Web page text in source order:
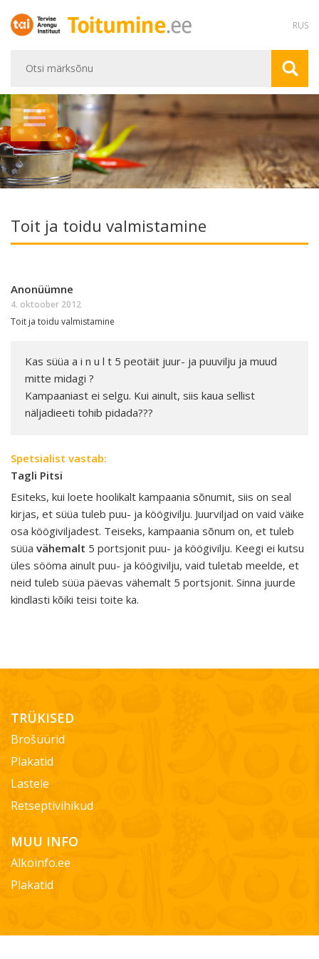
RUS
Toit ja toidu valmistamine
Anonüümne
4. oktoober 2012
Toit ja toidu valmistamine
Kas süüa a i n u l t 5 peotäit juur- ja puuvilju ja muud
mitte midagi ?
Kampaaniast ei selgu. Kui ainult, siis kaua sellist
näljadieeti tohib pidada???
Spetsialist vastab:
Tagli Pitsi
Esiteks, kui loete hoolikalt kampaania sõnumit, siis on seal
kirjas, et süüa tuleb puu- ja köögivilju. Juurviljad on vaid väike
osa köögiviljadest. Teiseks, kampaania sõnum on, et tuleb
süüa vähemalt 5 portsjonit puu- ja köögivilju. Keegi ei kutsu
üles sööma ainult puu- ja köögivilju, vaid tuletab meelde, et
neid tuleb süüa päevas vähemalt 5 portsjonit. Sinna juurde
kindlasti kõiki teisi toite ka.
TRÜKISED
Brošüürid
Plakatid
Lastele
Retseptivihikud
MUU INFO
Alkoinfo.ee
Plakatid